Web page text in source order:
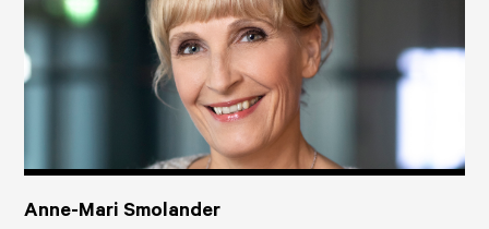
Anne-Mari Smolander